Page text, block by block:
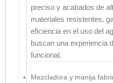
preciso y acabados de
materiales resistentes,
eficiencia en el uso del
buscan una experiencia
funcional.
Mezcladora y manija